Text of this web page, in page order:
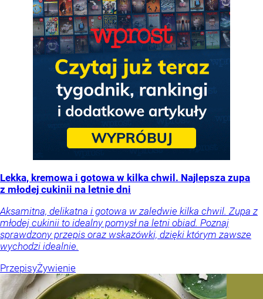
Lekka, kremowa i gotowa w kilka chwil. Najlepsza zupa
z młodej cukinii na letnie dni
Aksamitna, delikatna i gotowa w zaledwie kilka chwil. Zupa z
młodej cukinii to idealny pomysł na letni obiad. Poznaj
sprawdzony przepis oraz wskazówki, dzięki którym zawsze
wychodzi idealnie.
PrzepisyŻywienie